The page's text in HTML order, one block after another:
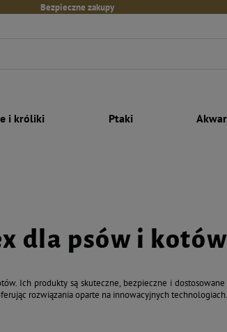
Bezpieczne zakupy
i króliki Ptaki
dla psów i kotów
Ich produkty są skuteczne, bezpieczne i
rozwiązania oparte na innowacyjnych technologiach.